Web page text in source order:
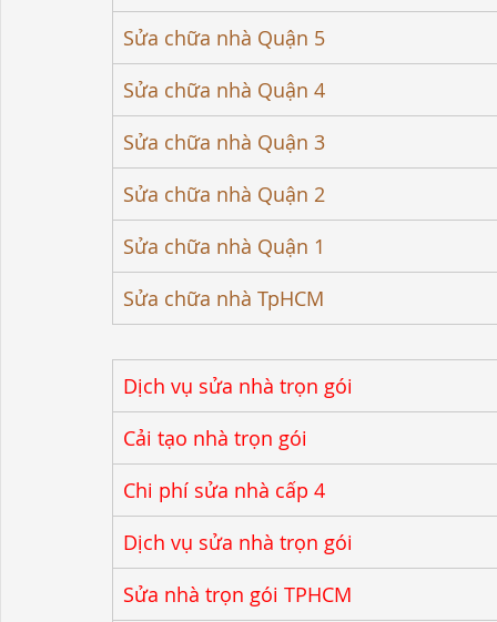
Sửa chữa nhà Quận 5
Sửa chữa nhà Quận 4
Sửa chữa nhà Quận 3
Sửa chữa nhà Quận 2
Sửa chữa nhà Quận 1
Sửa chữa nhà TpHCM
Dịch vụ sửa nhà trọn gói
Cải tạo nhà trọn gói
Chi phí sửa nhà cấp 4
Dịch vụ sửa nhà trọn gói
Sửa nhà trọn gói TPHCM